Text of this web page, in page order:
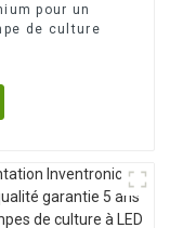
pour un
de culture